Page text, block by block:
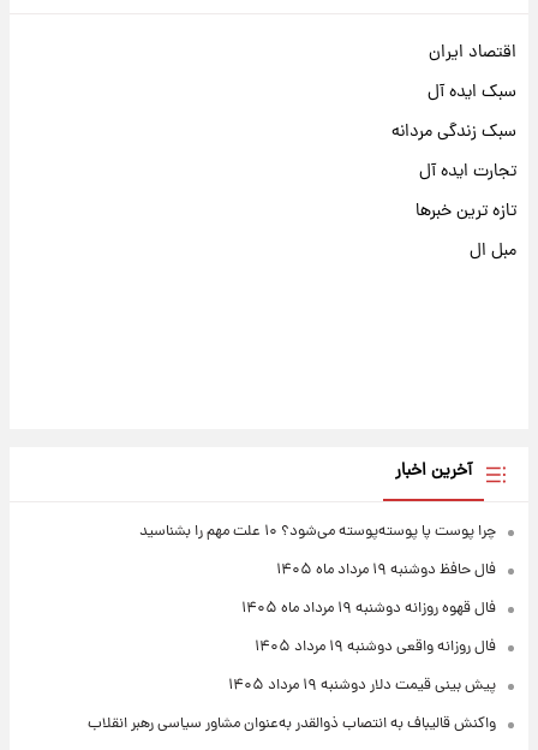
اقتصاد ایران
سبک ایده آل
سبک زندگی مردانه
تجارت ایده آل
تازه ترین خبرها
مبل ال
آخرین اخبار
چرا پوست پا پوسته‌پوسته می‌شود؟ ۱۰ علت مهم را بشناسید
فال حافظ دوشنبه ۱۹ مرداد ماه ۱۴۰۵
فال قهوه روزانه دوشنبه ۱۹ مرداد ماه ۱۴۰۵
فال روزانه واقعی دوشنبه ۱۹ مرداد ۱۴۰۵
پیش‌ بینی قیمت دلار دوشنبه ۱۹ مرداد ۱۴۰۵
واکنش قالیباف به انتصاب ذوالقدر به‌عنوان مشاور سیاسی رهبر انقلاب